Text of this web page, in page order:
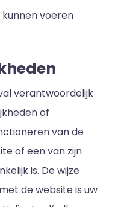
voeren
verantwoordelijk
of
van de
of een van zijn
is. De wijze
de website is uw